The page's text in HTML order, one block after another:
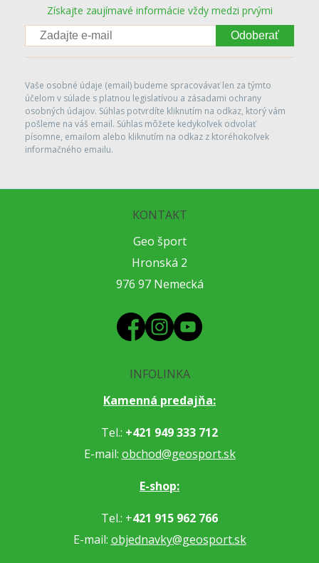
Získajte zaujímavé informácie vždy medzi prvými
Odoberať
Vaše osobné údaje (email) budeme spracovávať len za týmto
účelom v súlade s platnou legislatívou a zásadami ochrany
osobných údajov. Súhlas potvrdíte kliknutím na odkaz, ktorý vám
pošleme na váš email. Súhlas môžete kedykoľvek odvolať
písomne, emailom alebo kliknutím na odkaz z ktoréhokoľvek
informačného emailu.
KONTAKT
Geo šport
Hronská 2
976 97 Nemecká
INFOLINKA
Kamenná predajňa:
Tel.: +421 949 333 712
E-mail: obchod@geosport.sk
E-shop:
Tel.: +421 915 962 766
E-mail: objednavky@geosport.sk